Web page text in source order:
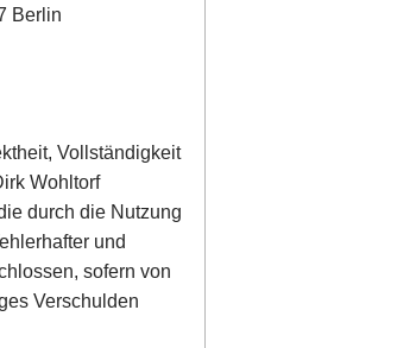
Berlin
Vollständigkeit
Wohltorf
durch die Nutzung
und
sofern von
Verschulden